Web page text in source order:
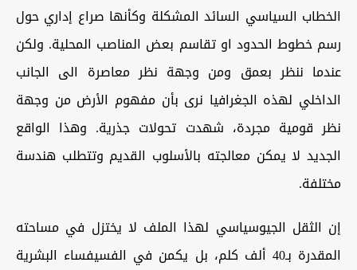
الخطاب السياسي السائد المشكلة وكأنها صراع إداري حول
رسم خطوط الحدود او تقاسم بعض المناصب المحلية. ولكن
عندما ننظر بعمق ومن وجهة نظر معاصرة الى الجانب
الداخلي لهذه الجغرافيا نرى بأن مفهوم الأرض من وجهة
نظر قومية مجردة، شهدت تحولات جذرية. وهذا الواقع
الجديد لا يمكن معالجته بالأسلوب القديم وتتطلب هندسة
مختلفة.
إن الثقل الجيوسياسي لهذا الملف لا يختزل في مساحته
المقدرة بـ40 ألف كلم، بل يكمن في الفسيفساء البشرية